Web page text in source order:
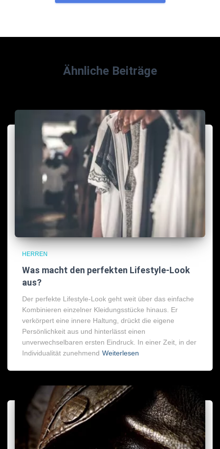
Ähnliche Beiträge
HERREN
Was macht den perfekten Lifestyle-Look
aus?
Der perfekte Lifestyle-Look geht weit über das einfache
Kombinieren einzelner Kleidungsstücke hinaus. Er
verkörpert eine innere Haltung, drückt die eigene
Persönlichkeit aus und hinterlässt einen
unverwechselbaren ersten Eindruck. In einer Zeit, in der
Individualität zunehmend Weiterlesen